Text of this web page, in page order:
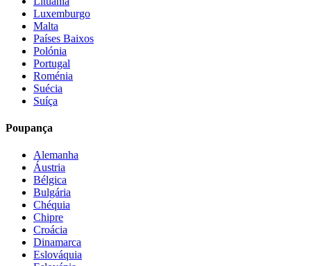
Luxemburgo
Malta
Países Baixos
Polónia
Portugal
Roménia
Suécia
Suíça
Poupança
Alemanha
Áustria
Bélgica
Bulgária
Chéquia
Chipre
Croácia
Dinamarca
Eslováquia